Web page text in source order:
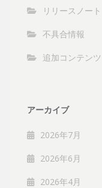
リリースノート
不具合情報
追加コンテンツ
アーカイブ
2026年7月
2026年6月
2026年4月